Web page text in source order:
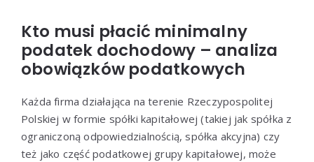
Kto musi płacić minimalny
podatek dochodowy – analiza
obowiązków podatkowych
Każda firma działająca na terenie Rzeczypospolitej
Polskiej w formie spółki kapitałowej (takiej jak spółka z
ograniczoną odpowiedzialnością, spółka akcyjna) czy
też jako część podatkowej grupy kapitałowej, może